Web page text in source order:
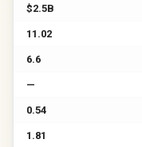
$2.5B
11.02
6.6
—
0.54
1.81